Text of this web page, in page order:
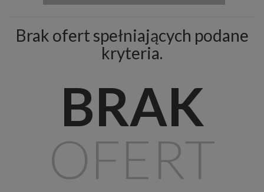
Brak ofert spełniających podane
kryteria.
BRAK
OFERT